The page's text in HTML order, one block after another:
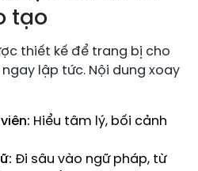
tạo
thiết kế để trang bị cho
ngay lập tức. Nội dung xoay
Hiểu tâm lý, bối cảnh
Đi sâu vào ngữ pháp, từ